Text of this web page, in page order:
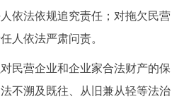
依法依规追究责任；对拖欠民营
人依法严肃问责。
营企业和企业家合法财产的保
不溯及既往、从旧兼从轻等法治